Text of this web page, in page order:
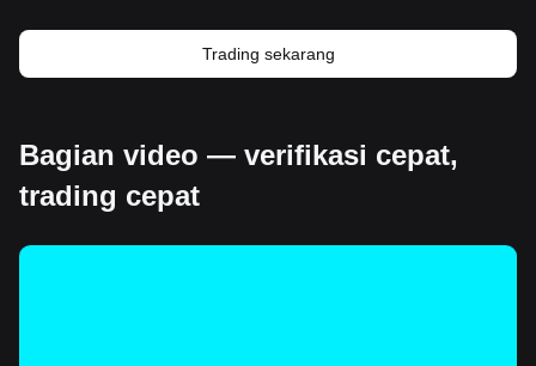
Trading sekarang
Bagian video — verifikasi cepat,
trading cepat